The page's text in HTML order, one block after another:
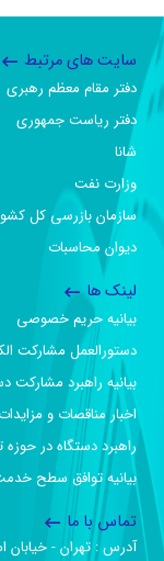
سایت های مرتبط
دفتر مقام معظم رهبری
دفتر ریاست جمهوری
شانا
وزارت نفت
سازمان بازرسی کل
دیوان محاسبات
لینک ها
بیانیه حریم خصوصی
دستورالعمل مشارکت
بیانیه راهبرد مشارکت
اخبار مناقصات و
راهبرد دستگاه در
بیانیه توافق سطح
تماس با ما
آدرس :‌ تهران - خیابان